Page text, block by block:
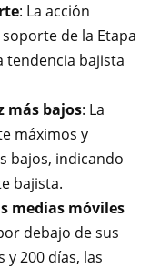
: La acción
de la Etapa
tendencia bajista
más bajos: La
máximos y
bajos, indicando
bajista.
medias móviles
debajo de sus
y 200 días, las